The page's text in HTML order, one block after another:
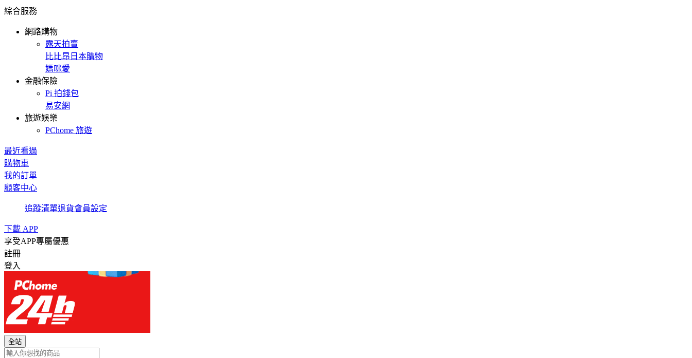
綜合服務
網路購物
露天拍賣
比比昂日本購物
媽咪愛
金融保險
Pi 拍錢包
易安網
旅遊娛樂
PChome 旅遊
最近看過
購物車
我的訂單
顧客中心
追蹤清單退貨會員設定
下載 APP
享受APP專屬優惠
註冊
登入
全站